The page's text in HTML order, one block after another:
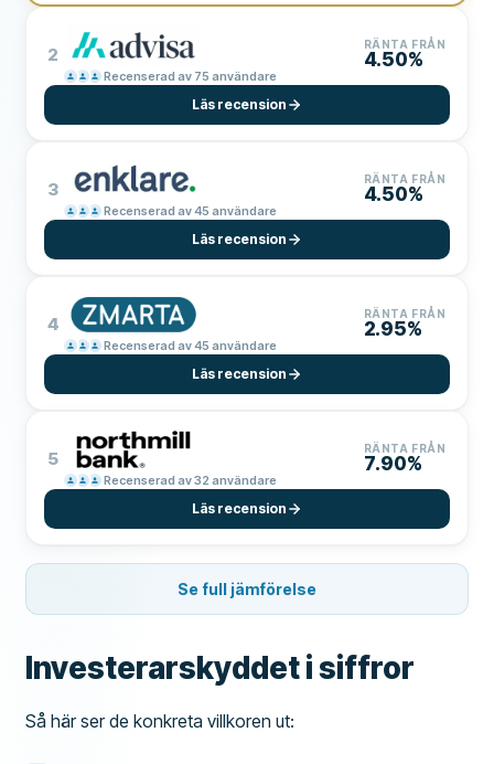
2
Recenserad av 75 användare
RÄNTA FRÅN
4.50%
Läs recension
3
Recenserad av 45 användare
RÄNTA FRÅN
4.50%
Läs recension
4
Recenserad av 45 användare
RÄNTA FRÅN
2.95%
Läs recension
5
Recenserad av 32 användare
RÄNTA FRÅN
7.90%
Läs recension
Se full jämförelse
Investerarskyddet i siffror
Så här ser de konkreta villkoren ut: